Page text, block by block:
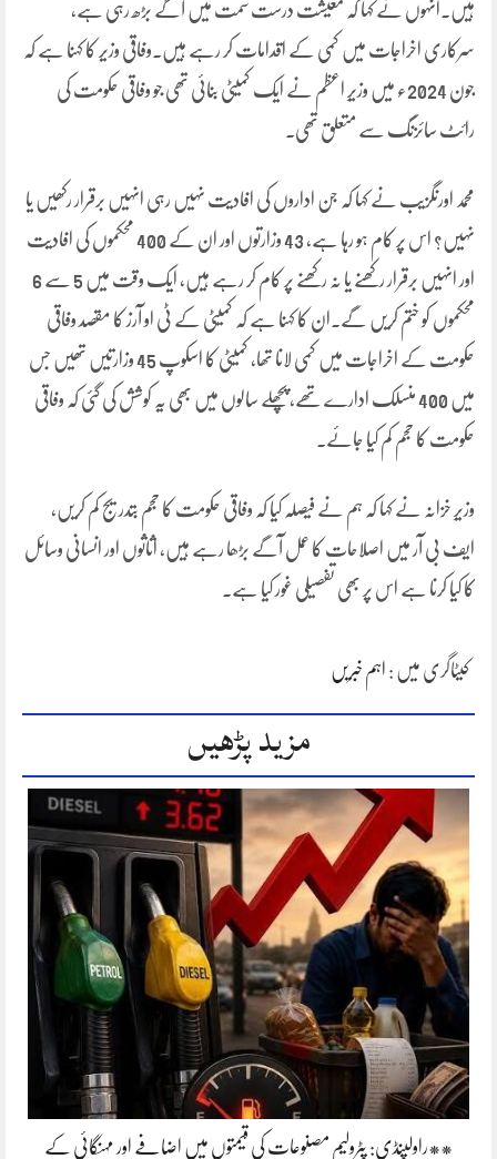
ہیں۔انہوں نے کہا کہ معیشت درست سمت میں آگے بڑھ رہی ہے،
سرکاری اخراجات میں کمی کے اقدامات کر رہے ہیں۔وفاقی وزیر کا کہنا ہے کہ
جون 2024ء میں وزیرِ اعظم نے ایک کمیٹی بنائی تھی جو وفاقی حکومت کی
رائٹ سائزنگ سے متعلق تھی۔
محمد اورنگزیب نے کہا کہ جن اداروں کی افادیت نہیں رہی انہیں برقرار رکھیں یا
نہیں؟ اس پر کام ہو رہا ہے، 43 وزارتوں اور ان کے 400 محکموں کی افادیت
اور انہیں برقرار رکھنے یا نہ رکھنے پر کام کر رہے ہیں، ایک وقت میں 5 سے 6
محکموں کو ختم کریں گے۔ان کا کہنا ہے کہ کمیٹی کے ٹی او آرز کا مقصد وفاقی
حکومت کے اخراجات میں کمی لانا تھا، کمیٹی کا اسکوپ 45 وزارتیں تھیں جس
میں 400 منسلک ادارے تھے، پچھلے سالوں میں بھی یہ کوشش کی گئی کہ وفاقی
حکومت کا حجم کم کیا جائے۔
وزیرِ خزانہ نے کہا کہ ہم نے فیصلہ کیا کہ وفاقی حکومت کا حجم بتدریج کم کریں،
ایف بی آر میں اصلاحات کا عمل آگے بڑھا رہے ہیں، اثاثوں اور انسانی وسائل
کا کیا کرنا ہے اس پر بھی تفصیلی غور کیا ہے۔
کیٹاگری میں : اہم خبریں
مزید پڑھیں
**راولپنڈی: پٹرولیم مصنوعات کی قیمتوں میں اضافے اور مہنگائی کے